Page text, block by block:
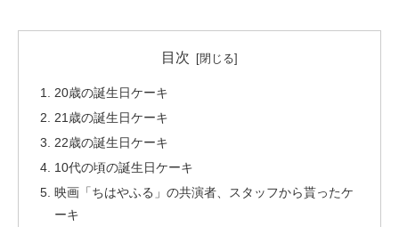
目次
20歳の誕生日ケーキ
21歳の誕生日ケーキ
22歳の誕生日ケーキ
10代の頃の誕生日ケーキ
映画「ちはやふる」の共演者、スタッフから貰ったケ
ーキ